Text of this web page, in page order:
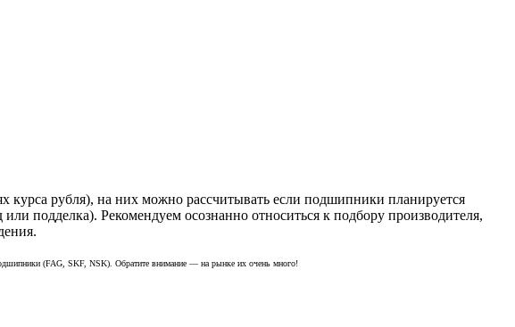
рубля), на них можно рассчитывать если подшипники планируется
подделка). Рекомендуем осознанно относиться к подбору производителя,
(FAG, SKF, NSK). Обратите внимание — на рынке их очень много!